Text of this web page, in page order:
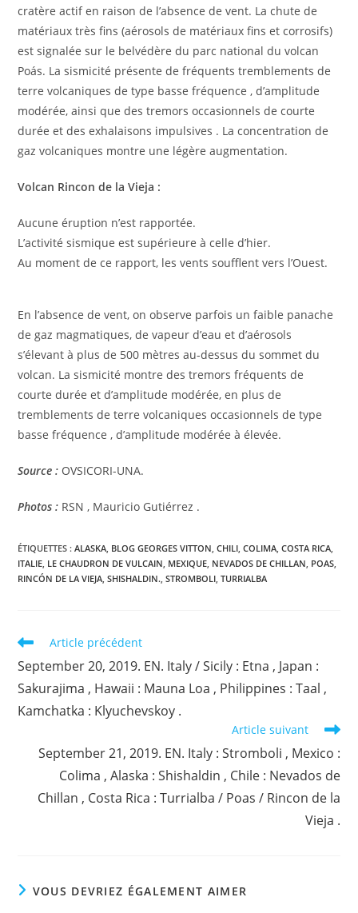
cratère actif en raison de l’absence de vent. La chute de
matériaux très fins (aérosols de matériaux fins et corrosifs)
est signalée sur le belvédère du parc national du volcan
Poás. La sismicité présente de fréquents tremblements de
terre volcaniques de type basse fréquence , d’amplitude
modérée, ainsi que des tremors occasionnels de courte
durée et des exhalaisons impulsives . La concentration de
gaz volcaniques montre une légère augmentation.
Volcan Rincon de la Vieja :
Aucune éruption n’est rapportée.
L’activité sismique est supérieure à celle d’hier.
Au moment de ce rapport, les vents soufflent vers l’Ouest.
En l’absence de vent, on observe parfois un faible panache
de gaz magmatiques, de vapeur d’eau et d’aérosols
s’élevant à plus de 500 mètres au-dessus du sommet du
volcan. La sismicité montre des tremors fréquents de
courte durée et d’amplitude modérée, en plus de
tremblements de terre volcaniques occasionnels de type
basse fréquence , d’amplitude modérée à élevée.
Source : OVSICORI-UNA.
Photos : RSN , Mauricio Gutiérrez .
ÉTIQUETTES :ALASKA BLOG GEORGES VITTON CHILI COLIMA COSTA RICA
ITALIE LE CHAUDRON DE VULCAIN MEXIQUE NEVADOS DE CHILLAN POAS
RINCÓN DE LA VIEJA SHISHALDIN. STROMBOLI TURRIALBA
Read
articles
Article précédent
September 20, 2019. EN. Italy / Sicily : Etna , Japan :
Sakurajima , Hawaii : Mauna Loa , Philippines : Taal ,
Kamchatka : Klyuchevskoy .
Article suivant
September 21, 2019. EN. Italy : Stromboli , Mexico :
Colima , Alaska : Shishaldin , Chile : Nevados de
Chillan , Costa Rica : Turrialba / Poas / Rincon de la
Vieja .
VOUS DEVRIEZ ÉGALEMENT AIMER